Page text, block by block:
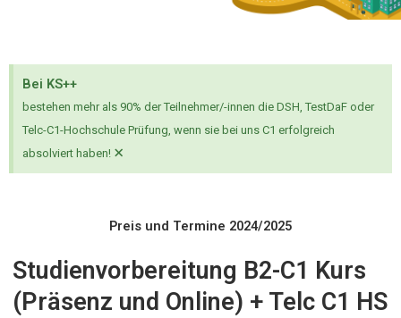
Bei KS++
bestehen mehr als 90% der Teilnehmer/-innen die DSH, TestDaF oder
Telc-C1-Hochschule Prüfung, wenn sie bei uns C1 erfolgreich
absolviert haben! ×
Preis und Termine 2024/2025
Studienvorbereitung B2-C1 Kurs
(Präsenz und Online) + Telc C1 HS